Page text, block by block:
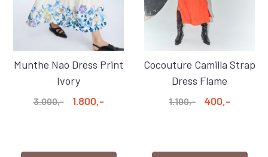
Munthe Nao Dress Print
Ivory
3.000,- 1.800,-
Cocouture Camilla Strap
Dress Flame
1.100,- 400,-